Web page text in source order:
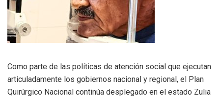
Como parte de las políticas de atención social que ejecutan
articuladamente los gobiernos nacional y regional, el Plan
Quirúrgico Nacional continúa desplegado en el estado Zulia